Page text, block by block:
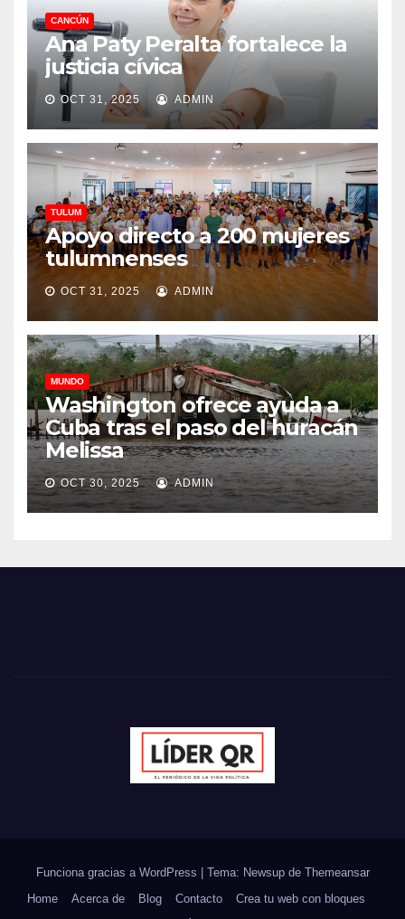
CANCÚN
Ana Paty Peralta fortalece la
justicia cívica
OCT 31, 2025 ADMIN
TULUM
Apoyo directo a 200 mujeres
tulumnenses
OCT 31, 2025 ADMIN
MUNDO
Washington ofrece ayuda a
Cuba tras el paso del huracán
Melissa
OCT 30, 2025 ADMIN
Funciona gracias a WordPress Tema: Newsup de Themeansar
Home
Acerca de Blog Contacto Crea tu web con bloques